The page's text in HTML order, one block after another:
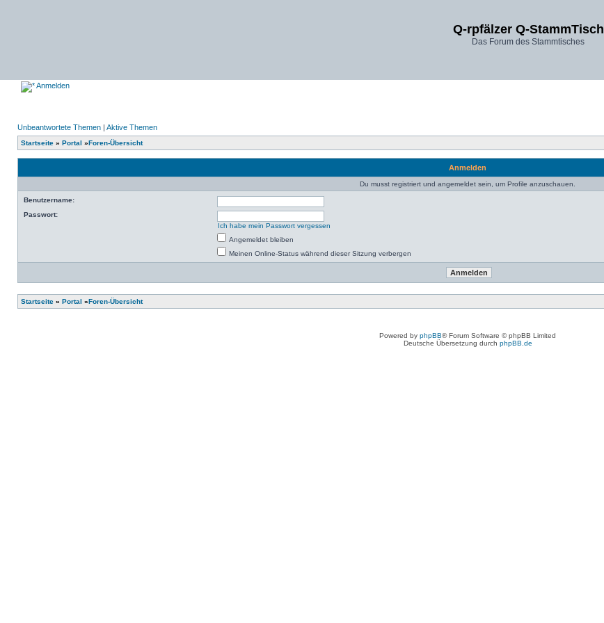
Q-rpfälzer Q-StammTisch
Das Forum des Stammtisches
Anmelden
Unbeantwortete Themen | Aktive Themen
Startseite » Portal »Foren-Übersicht
Anmelden
Du musst registriert und angemeldet sein, um Profile anzuschauen.
Benutzername:
Passwort:
Ich habe mein Passwort vergessen
Angemeldet bleiben
Meinen Online-Status während dieser Sitzung verbergen
Startseite » Portal »Foren-Übersicht
Powered by phpBB® Forum Software © phpBB Limited
Deutsche Übersetzung durch phpBB.de